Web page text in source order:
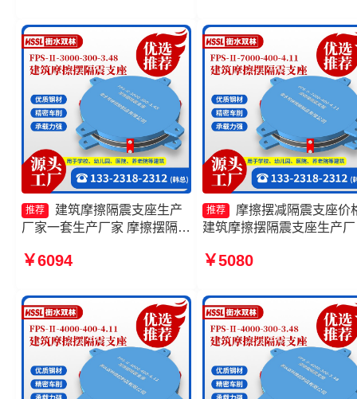
推荐
建筑摩擦隔震支座生产
厂家一套生产厂家 摩擦摆隔震
10000-400-4.11厂家 摩擦摆
3.48
￥6094
推荐
摩擦摆减隔震支座价
建筑摩擦摆隔震支座生产
震支座FPSII-6000-300-
￥5080